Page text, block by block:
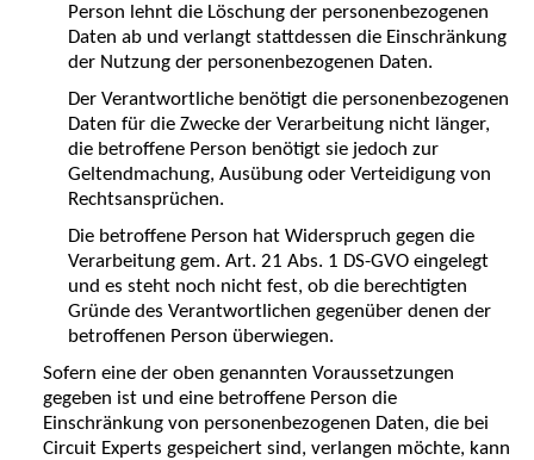
Person lehnt die Löschung der personenbezogenen
Daten ab und verlangt stattdessen die Einschränkung
der Nutzung der personenbezogenen Daten.
Der Verantwortliche benötigt die personenbezogenen
Daten für die Zwecke der Verarbeitung nicht länger,
die betroffene Person benötigt sie jedoch zur
Geltendmachung, Ausübung oder Verteidigung von
Rechtsansprüchen.
Die betroffene Person hat Widerspruch gegen die
Verarbeitung gem. Art. 21 Abs. 1 DS-GVO eingelegt
und es steht noch nicht fest, ob die berechtigten
Gründe des Verantwortlichen gegenüber denen der
betroffenen Person überwiegen.
Sofern eine der oben genannten Voraussetzungen
gegeben ist und eine betroffene Person die
Einschränkung von personenbezogenen Daten, die bei
Circuit Experts gespeichert sind, verlangen möchte, kann